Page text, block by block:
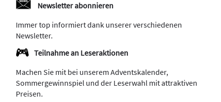
Newsletter abonnieren
Immer top informiert dank unserer verschiedenen
Newsletter.
Teilnahme an Leseraktionen
Machen Sie mit bei unserem Adventskalender,
Sommergewinnspiel und der Leserwahl mit attraktiven
Preisen.